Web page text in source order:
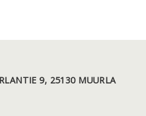
9, 25130 MUURLA